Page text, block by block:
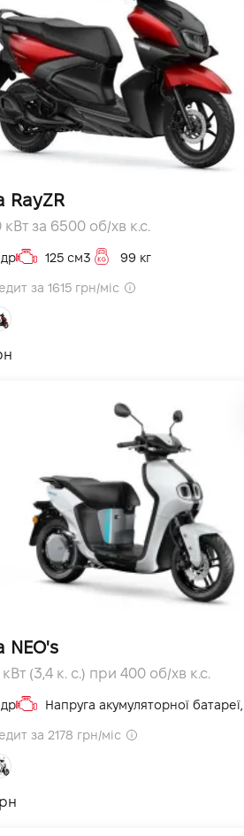
RayZR
кВт за 6500 об/хв к.с.
125 см3 99 кг
за 1615 грн/міс
NEO's
кВт (3,4 к. с.) при 400 об/хв к.с.
Напруга акумуляторної батареї, ємність 50,4 В, 19,2 А·год (5 год) см3
за 2178 грн/міс